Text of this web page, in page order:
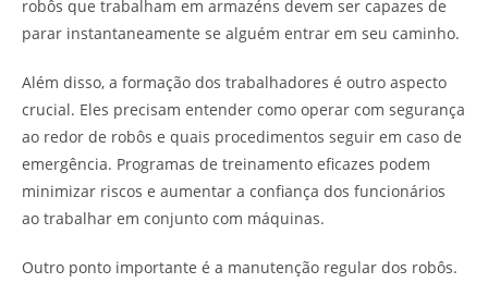
robôs que trabalham em armazéns devem ser capazes de
parar instantaneamente se alguém entrar em seu caminho.
Além disso, a formação dos trabalhadores é outro aspecto
crucial. Eles precisam entender como operar com segurança
ao redor de robôs e quais procedimentos seguir em caso de
emergência. Programas de treinamento eficazes podem
minimizar riscos e aumentar a confiança dos funcionários
ao trabalhar em conjunto com máquinas.
Outro ponto importante é a manutenção regular dos robôs.